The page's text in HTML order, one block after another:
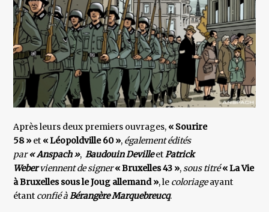
Après leurs deux premiers ouvrages, « Sourire
58 » et « Léopoldville 60 », également édités
par« Anspach »,Baudouin DevilleetPatrick
Weberviennent de signer« Bruxelles 43 »,sous titré« La Vie
à Bruxelles sous le Joug allemand », le coloriageayant
étant confié àBérangère Marquebreucq.